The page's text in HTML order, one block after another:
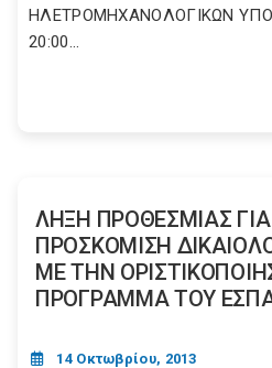
ΗΛΕΤΡΟΜΗΧΑΝΟΛΟΓΙΚΩΝ
20:00...
ΛΗΞΗ ΠΡΟΘΕΣΜΙΑΣ
ΠΡΟΣΚΟΜΙΣΗ
ΜΕ ΤΗΝ
ΠΡΟΓΡΑΜΜΑ ΤΟΥ
14 Οκτωβρίου, 2013